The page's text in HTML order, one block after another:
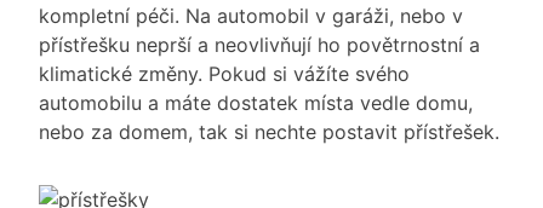
kompletní péči. Na automobil v garáži, nebo v
přístřešku neprší a neovlivňují ho povětrnostní a
klimatické změny. Pokud si vážíte svého
automobilu a máte dostatek místa vedle domu,
nebo za domem, tak si nechte postavit přístřešek.